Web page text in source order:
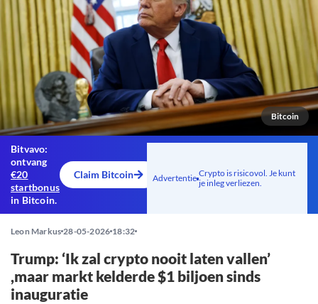
Bitcoin
Bitvavo:
ontvang
€20
startbonus
in Bitcoin.
Claim Bitcoin Advertentie Crypto is risicovol. Je kunt
je inleg verliezen.
Leon Markus 28-05-2026 18:32
Trump: ‘Ik zal crypto nooit laten vallen’
,maar markt kelderde $1 biljoen sinds
inauguratie